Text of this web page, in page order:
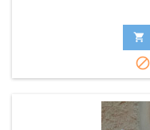

